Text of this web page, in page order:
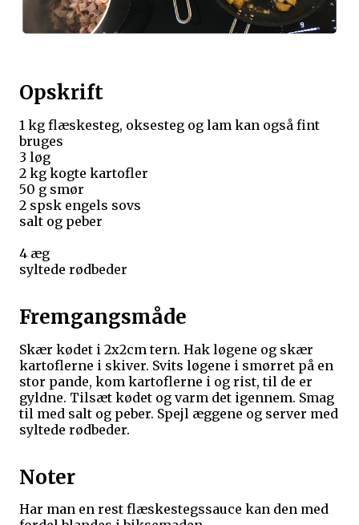
Opskrift
1 kg flæskesteg, oksesteg og lam kan også fint
bruges
3 løg
2 kg kogte kartofler
50 g smør
2 spsk engels sovs
salt og peber
4 æg
syltede rødbeder
Fremgangsmåde
Skær kødet i 2x2cm tern. Hak løgene og skær
kartoflerne i skiver. Svits løgene i smørret på en
stor pande, kom kartoflerne i og rist, til de er
gyldne. Tilsæt kødet og varm det igennem. Smag
til med salt og peber. Spejl æggene og server med
syltede rødbeder.
Noter
Har man en rest flæskestegssauce kan den med